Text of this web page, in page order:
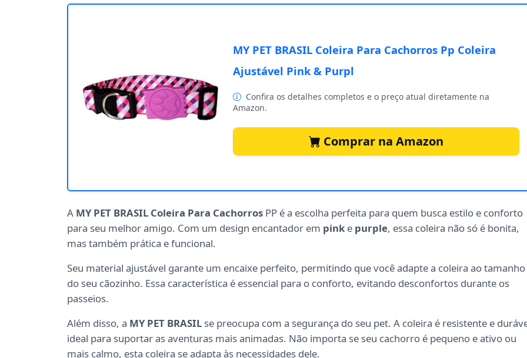
MY PET BRASIL Coleira Para Cachorros Pp Coleira
Ajustável Pink & Purpl
Confira os detalhes completos e o preço atual diretamente na
Amazon.
Comprar na Amazon
A MY PET BRASIL Coleira Para Cachorros PP é a escolha perfeita para quem busca estilo e conforto
para seu melhor amigo. Com um design encantador em pink e purple, essa coleira não só é bonita,
mas também prática e funcional.
Seu material ajustável garante um encaixe perfeito, permitindo que você adapte a coleira ao tamanho
do seu cãozinho. Essa característica é essencial para o conforto, evitando desconfortos durante os
passeios.
Além disso, a MY PET BRASIL se preocupa com a segurança do seu pet. A coleira é resistente e
ideal para suportar as aventuras mais animadas. Não importa se seu cachorro é pequeno e ativo ou
mais calmo, esta coleira se adapta às necessidades dele.